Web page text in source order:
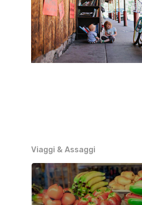
Viaggi & Assaggi